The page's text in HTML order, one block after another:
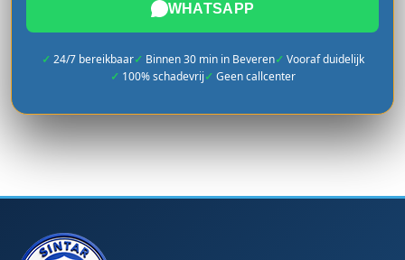
WHATSAPP
24/7 bereikbaar Binnen 30 min in Beveren
Vooraf duidelijk
100% schadevrij
Geen callcenter